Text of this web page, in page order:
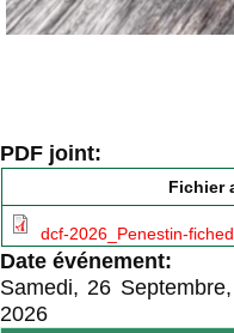
PDF joint:
Fichier
dcf-2026_Penestin-
Date événement:
Samedi, 26
2026